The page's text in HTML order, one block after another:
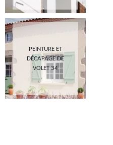
PEINTURE ET
DÉCAPAGE DE
VOLET 34